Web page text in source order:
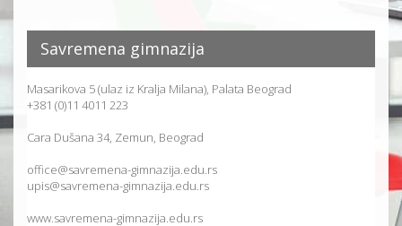
Savremena gimnazija
Masarikova 5 (ulaz iz Kralja Milana), Palata Beograd
+381 (0)11 4011 223
Cara Dušana 34, Zemun, Beograd
office@savremena-gimnazija.edu.rs
upis@savremena-gimnazija.edu.rs
www.savremena-gimnazija.edu.rs